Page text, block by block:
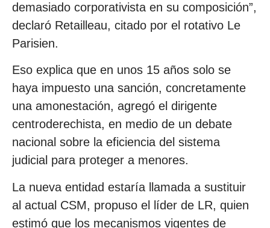
demasiado corporativista en su composición”,
declaró Retailleau, citado por el rotativo Le
Parisien.
Eso explica que en unos 15 años solo se
haya impuesto una sanción, concretamente
una amonestación, agregó el dirigente
centroderechista, en medio de un debate
nacional sobre la eficiencia del sistema
judicial para proteger a menores.
La nueva entidad estaría llamada a sustituir
al actual CSM, propuso el líder de LR, quien
estimó que los mecanismos vigentes de